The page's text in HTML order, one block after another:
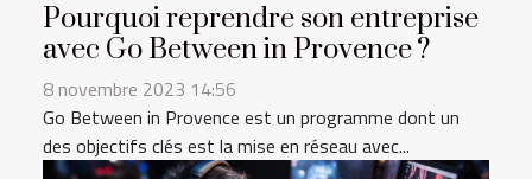
Pourquoi reprendre son entreprise
avec Go Between in Provence ?
8 novembre 2023 14:56
Go Between in Provence est un programme dont un
des objectifs clés est la mise en réseau avec...